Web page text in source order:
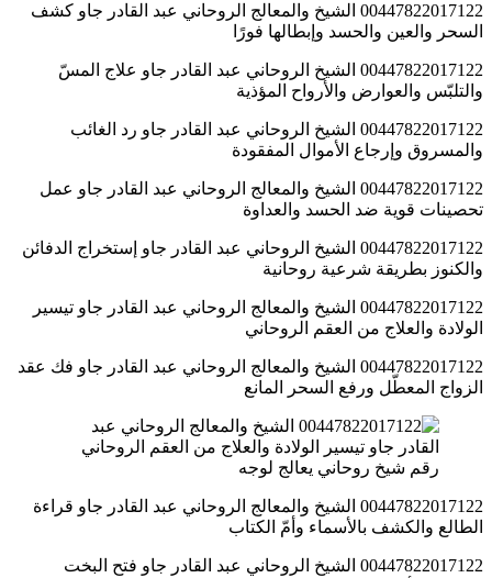
00447822017122 الشيخ والمعالج الروحاني عبد القادر جاو كشف
السحر والعين والحسد وإبطالها فورًا
00447822017122 الشيخ الروحاني عبد القادر جاو علاج المسّ
والتلبّس والعوارض والأرواح المؤذية
00447822017122 الشيخ الروحاني عبد القادر جاو رد الغائب
والمسروق وإرجاع الأموال المفقودة
00447822017122 الشيخ والمعالج الروحاني عبد القادر جاو عمل
تحصينات قوية ضد الحسد والعداوة
00447822017122 الشيخ الروحاني عبد القادر جاو إستخراج الدفائن
والكنوز بطريقة شرعية روحانية
00447822017122 الشيخ والمعالج الروحاني عبد القادر جاو تيسير
الولادة والعلاج من العقم الروحاني
00447822017122 الشيخ والمعالج الروحاني عبد القادر جاو فك عقد
الزواج المعطّل ورفع السحر المانع
رقم شيخ روحاني يعالج لوجه
00447822017122 الشيخ والمعالج الروحاني عبد القادر جاو قراءة
الطالع والكشف بالأسماء وأمّ الكتاب
00447822017122 الشيخ الروحاني عبد القادر جاو فتح البخت